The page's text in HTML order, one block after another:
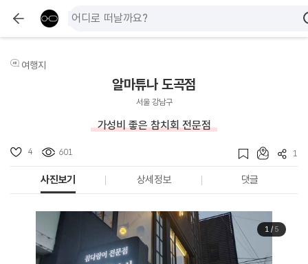
여행지
알마튜나 도곡점
서울 강남구
가성비 좋은 참치회 전문점
4 601 1
사진보기 상세정보 댓글
1/ 5